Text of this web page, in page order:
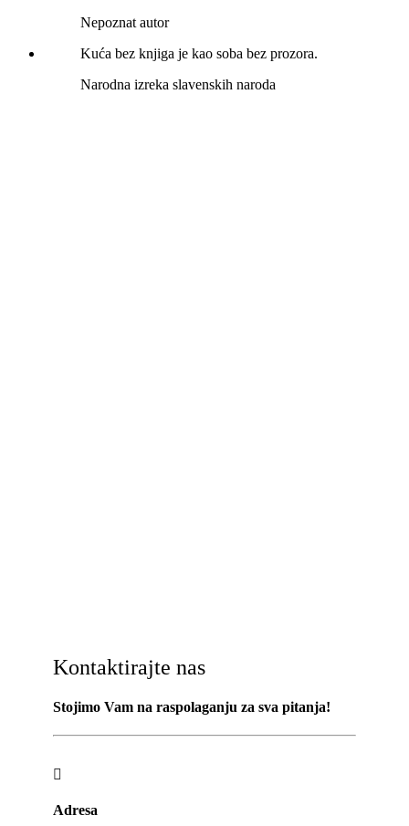
Nepoznat autor
Kuća bez knjiga je kao soba bez prozora.
Narodna izreka slavenskih naroda
Kontaktirajte nas
Stojimo Vam na raspolaganju za sva pitanja!
Adresa